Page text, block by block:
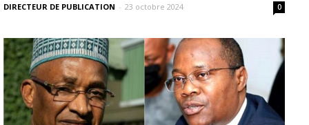
DIRECTEUR DE PUBLICATION - 23 octobre 2024 0